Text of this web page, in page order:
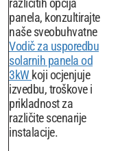
panela, konzultirajte
naše sveobuhvatne
Vodič za usporedbu
solarnih panela od
3kWkoji ocjenjuje
izvedbu, troškove i
prikladnost za
različite scenarije
instalacije.